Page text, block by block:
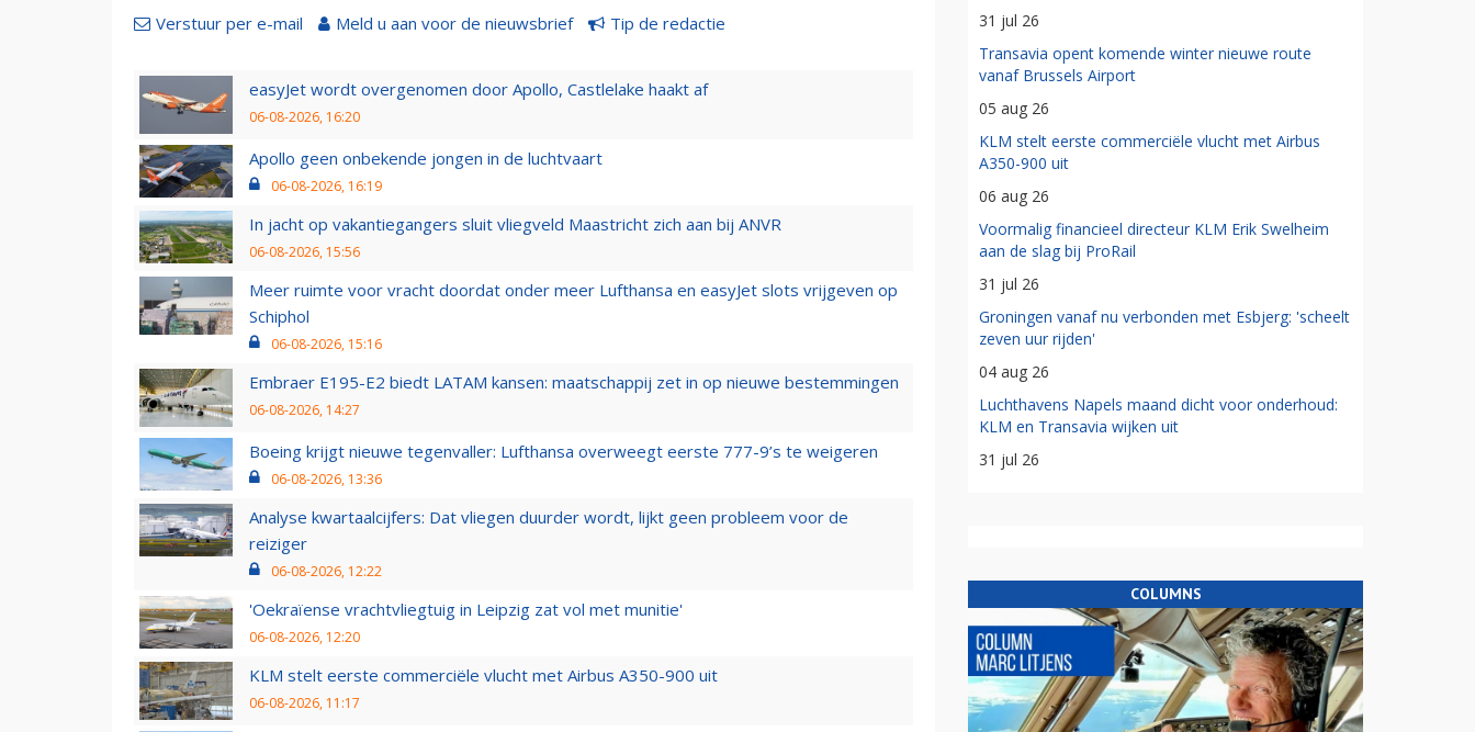
Verstuur per e-mail Meld u aan voor de nieuwsbrief Tip de redactie
easyJet wordt overgenomen door Apollo, Castlelake haakt af
06-08-2026, 16:20
Apollo geen onbekende jongen in de luchtvaart
06-08-2026, 16:19
In jacht op vakantiegangers sluit vliegveld Maastricht zich aan bij ANVR
06-08-2026, 15:56
Meer ruimte voor vracht doordat onder meer Lufthansa en easyJet slots vrijgeven op
Schiphol
06-08-2026, 15:16
Embraer E195-E2 biedt LATAM kansen: maatschappij zet in op nieuwe bestemmingen
06-08-2026, 14:27
Boeing krijgt nieuwe tegenvaller: Lufthansa overweegt eerste 777-9’s te weigeren
06-08-2026, 13:36
Analyse kwartaalcijfers: Dat vliegen duurder wordt, lijkt geen probleem voor de
reiziger
06-08-2026, 12:22
'Oekraïense vrachtvliegtuig in Leipzig zat vol met munitie'
06-08-2026, 12:20
KLM stelt eerste commerciële vlucht met Airbus A350-900 uit
06-08-2026, 11:17
31 jul 26
Transavia opent komende winter nieuwe route
vanaf Brussels Airport
05 aug 26
KLM stelt eerste commerciële vlucht met Airbus
A350-900 uit
06 aug 26
Voormalig financieel directeur KLM Erik Swelheim
aan de slag bij ProRail
31 jul 26
Groningen vanaf nu verbonden met Esbjerg: 'scheelt
zeven uur rijden'
04 aug 26
Luchthavens Napels maand dicht voor onderhoud:
KLM en Transavia wijken uit
31 jul 26
COLUMNS